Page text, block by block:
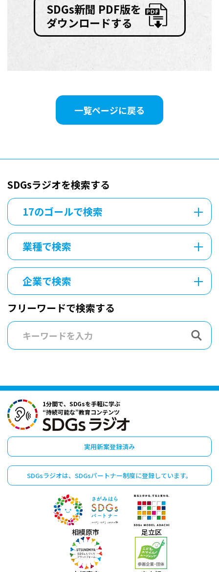
SDGs新聞 PDF版を
ダウンロードする
一覧ページに戻る
SDGsラジオを検索する
17のゴールで検索
業種で検索
企業で検索
フリーワードで検索する
1分間で、SDGsを手軽に学ぶ
“持続可能な”教育コンテンツ
実用新案登録済み
SDGsラジオは、 SDGsパートナー制度に登録しています。
相模原市 足立区